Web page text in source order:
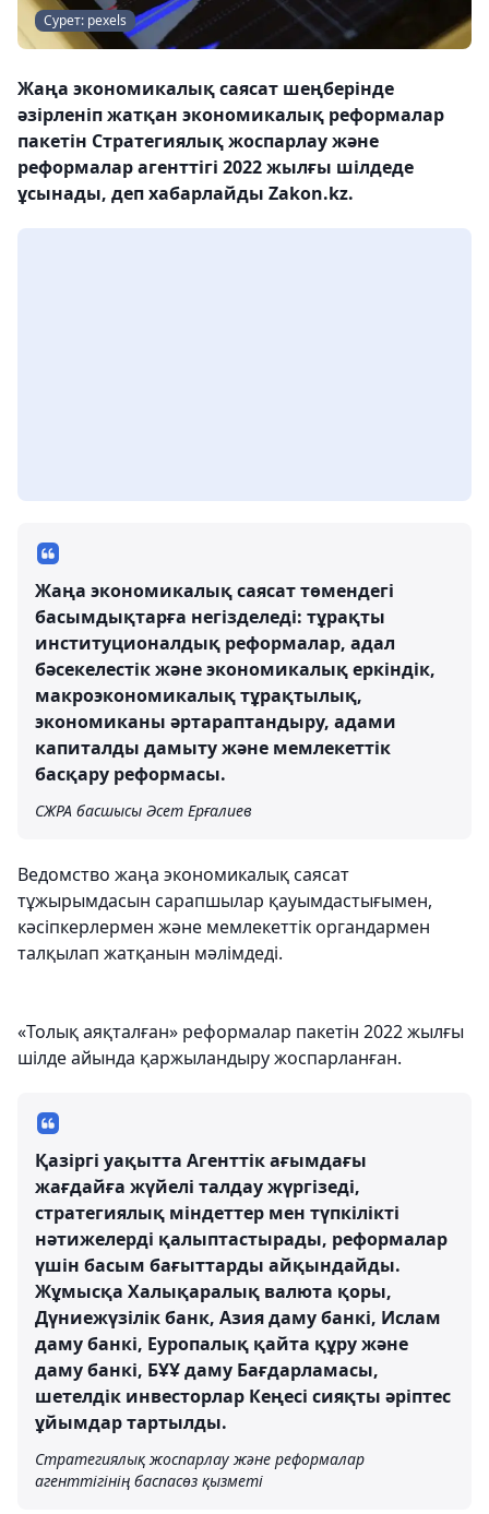
Сурет: pexels
Жаңа экономикалық саясат шеңберінде
әзірленіп жатқан экономикалық реформалар
пакетін Стратегиялық жоспарлау және
реформалар агенттігі 2022 жылғы шілдеде
ұсынады, деп хабарлайды Zakon.kz.
Жаңа экономикалық саясат төмендегі
басымдықтарға негізделеді: тұрақты
институционалдық реформалар, адал
бәсекелестік және экономикалық еркіндік,
макроэкономикалық тұрақтылық,
экономиканы әртараптандыру, адами
капиталды дамыту және мемлекеттік
басқару реформасы.
СЖРА басшысы Әсет Ерғалиев
Ведомство жаңа экономикалық саясат
тұжырымдасын сарапшылар қауымдастығымен,
кәсіпкерлермен және мемлекеттік органдармен
талқылап жатқанын мәлімдеді.
«Толық аяқталған» реформалар пакетін 2022 жылғы
шілде айында қаржыландыру жоспарланған.
Қазіргі уақытта Агенттік ағымдағы
жағдайға жүйелі талдау жүргізеді,
стратегиялық міндеттер мен түпкілікті
нәтижелерді қалыптастырады, реформалар
үшін басым бағыттарды айқындайды.
Жұмысқа Халықаралық валюта қоры,
Дүниежүзілік банк, Азия даму банкі, Ислам
даму банкі, Еуропалық қайта құру және
даму банкі, БҰҰ даму Бағдарламасы,
шетелдік инвесторлар Кеңесі сияқты әріптес
ұйымдар тартылды.
Стратегиялық жоспарлау және реформалар
агенттігінің баспасөз қызметі